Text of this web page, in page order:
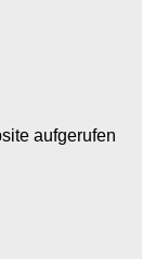
aufgerufen